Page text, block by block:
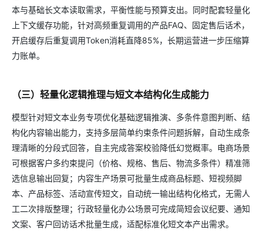
本与基础长文本读取需求，平衡性能与预算支出。同时配套轻量化
上下文缓存功能，针对高频重复调用的产品FAQ、固定售后话术，
开启缓存后重复调用Token消耗直降85%，长期运营进一步压缩算
力账单。
（三）轻量化逻辑推理与短文本结构化生成能力
模型针对短文本业务专项优化基础逻辑推演、多条件意图判断、结
构化内容输出能力，支持多层简单约束条件问题拆解，自动生成条
理清晰的分段式回答，自主完成答案校验降低幻觉概率。电商场景
可根据客户多约束提问（价格、规格、售后、物流多条件）精准筛
选信息输出回复；内容生产场景可批量生成商品标题、短视频脚
本、产品标签、活动宣传短文，自动统一输出结构化格式，无需人
工二次排版整理；行政轻量化办公场景可完成简短会议纪要、通知
文案、客户回访话术批量生成，适配标准化短文本产出需求。